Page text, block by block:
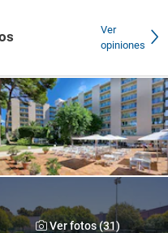
Ver
opiniones
Ver fotos (31)